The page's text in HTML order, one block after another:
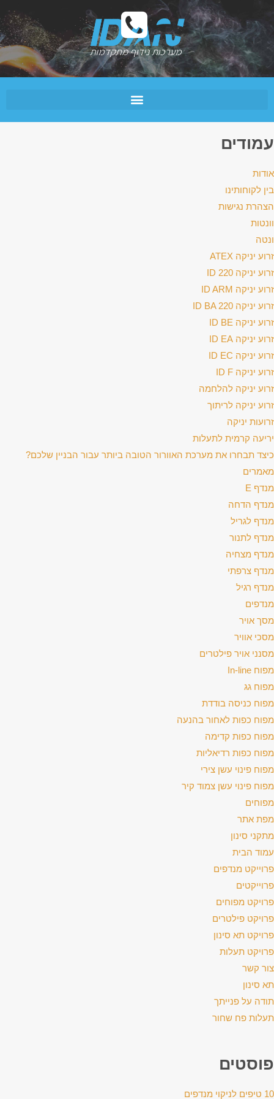
עמודים
אודות
בין לקוחותינו
הצהרת נגישות
וונטות
ונטה
זרוע יניקה ATEX
זרוע יניקה ID 220
זרוע יניקה ID ARM
זרוע יניקה ID BA 220
זרוע יניקה ID BE
זרוע יניקה ID EA
זרוע יניקה ID EC
זרוע יניקה ID F
זרוע יניקה להלחמה
זרוע יניקה לריתוך
זרועות יניקה
יריעה קרמית לתעלות
כיצד תבחרו את מערכת האוורור הטובה ביותר עבור הבניין שלכם?
מאמרים
מנדף E
מנדף הדחה
מנדף לגריל
מנדף לתנור
מנדף מצחיה
מנדף צרפתי
מנדף רגיל
מנדפים
מסך אויר
מסכי אוויר
מסנני אויר פילטרים
מפוח In-line
מפוח גג
מפוח כניסה בודדת
מפוח כפות לאחור בהנעה
מפוח כפות קדימה
מפוח כפות רדיאליות
מפוח פינוי עשן צירי
מפוח פינוי עשן צמוד קיר
מפוחים
מפת אתר
מתקני סינון
עמוד הבית
פרוייקט מנדפים
פרוייקטים
פרויקט מפוחים
פרויקט פילטרים
פרויקט תא סינון
פרויקט תעלות
צור קשר
תא סינון
תודה על פנייתך
תעלות פח שחור
פוסטים
10 טיפים לניקוי מנדפים